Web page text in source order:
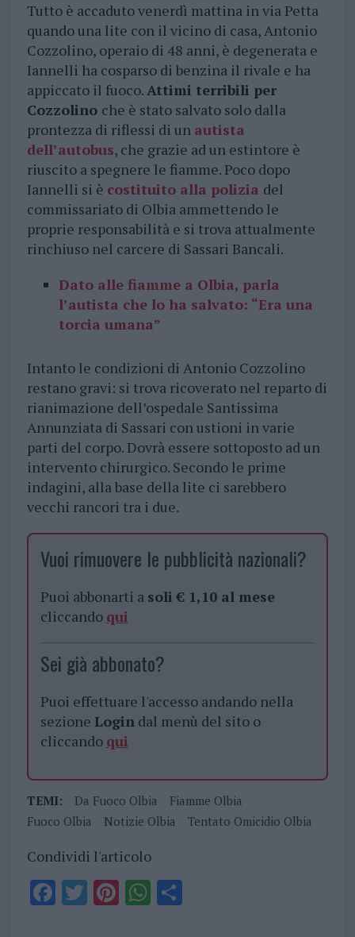
Tutto è accaduto venerdì mattina in via Petta
quando una lite con il vicino di casa, Antonio
Cozzolino, operaio di 48 anni, è degenerata e
Iannelli ha cosparso di benzina il rivale e ha
appiccato il fuoco.Attimi terribili per
Cozzolino che è stato salvato solo dalla
prontezza di riflessi di un autista
dell’autobus, che grazie ad un estintore è
riuscito a spegnere le fiamme. Poco dopo
Iannelli si è costituito alla polizia del
commissariato di Olbia ammettendo le
proprie responsabilità e si trova attualmente
rinchiuso nel carcere di Sassari Bancali.
Dato alle fiamme a Olbia, parla
l’autista che lo ha salvato: “Era una
torcia umana”
Intanto le condizioni di Antonio Cozzolino
restano gravi: si trova ricoverato nel reparto di
rianimazione dell’ospedale Santissima
Annunziata di Sassari con ustioni in varie
parti del corpo. Dovrà essere sottoposto ad un
intervento chirurgico. Secondo le prime
indagini, alla base della lite ci sarebbero
vecchi rancori tra i due.
Vuoi rimuovere le pubblicità nazionali?
Puoi abbonarti a soli € 1,10 al mese
cliccando qui
Sei già abbonato?
Puoi effettuare l'accesso andando nella
sezione Logindal menù del sito o
cliccando qui
TEMI: Da Fuoco Olbia
Fiamme Olbia
Fuoco Olbia
Notizie Olbia Tentato Omicidio Olbia
Condividi l'articolo
F T PiWS